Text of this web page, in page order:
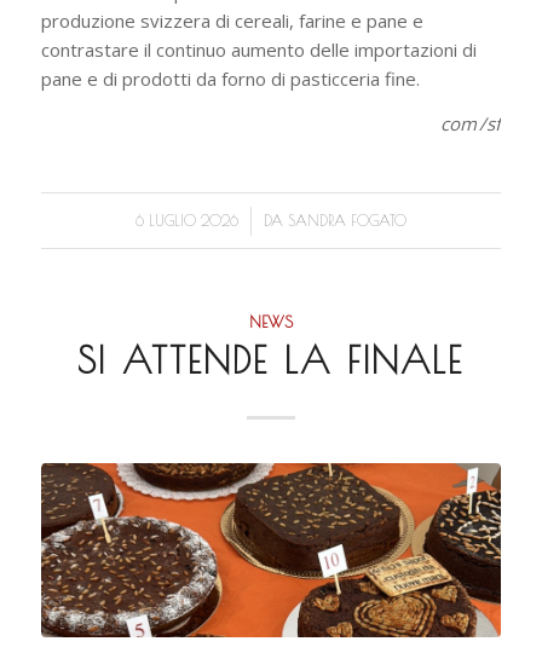
produzione svizzera di cereali, farine e pane e
contrastare il continuo aumento delle importazioni di
pane e di prodotti da forno di pasticceria fine.
com /sf
6 LUGLIO 2026
/ DA SANDRA FOGATO
NEWS
SI ATTENDE LA FINALE